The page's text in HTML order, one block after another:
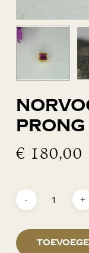
prong
€ 180,00